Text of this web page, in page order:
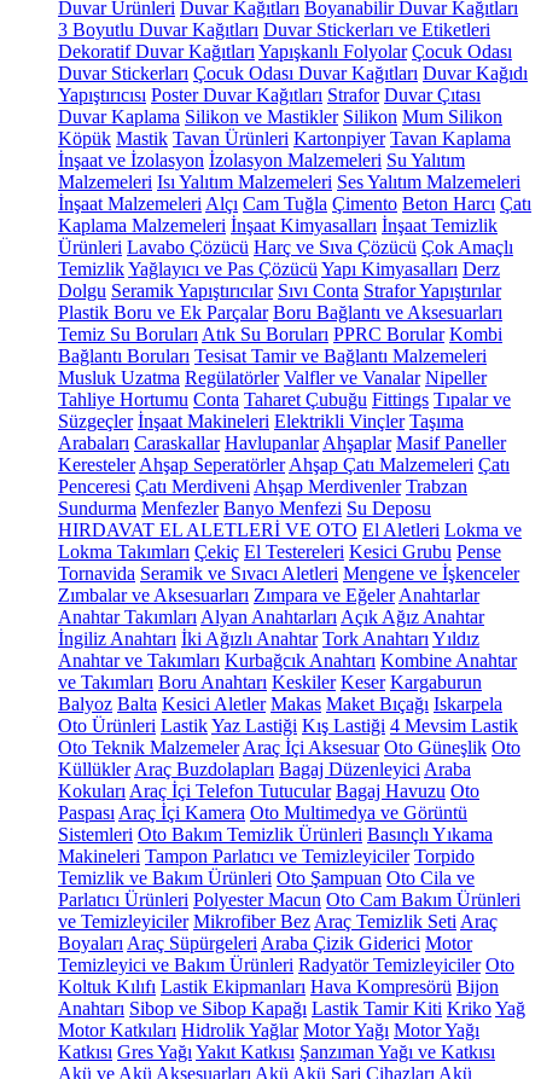
Duvar Ürünleri Duvar Kağıtları Boyanabilir Duvar Kağıtları
3 Boyutlu Duvar Kağıtları Duvar Stickerları ve Etiketleri
Dekoratif Duvar Kağıtları Yapışkanlı Folyolar Çocuk Odası
Duvar Stickerları Çocuk Odası Duvar Kağıtları Duvar Kağıdı
Yapıştırıcısı Poster Duvar Kağıtları Strafor Duvar Çıtası
Duvar Kaplama Silikon ve Mastikler Silikon Mum Silikon
Köpük Mastik Tavan Ürünleri Kartonpiyer Tavan Kaplama
İnşaat ve İzolasyon İzolasyon Malzemeleri Su Yalıtım
Malzemeleri Isı Yalıtım Malzemeleri Ses Yalıtım Malzemeleri
İnşaat Malzemeleri Alçı Cam Tuğla Çimento Beton Harcı Çatı
Kaplama Malzemeleri İnşaat Kimyasalları İnşaat Temizlik
Ürünleri Lavabo Çözücü Harç ve Sıva Çözücü Çok Amaçlı
TemizlikYağlayıcı ve Pas Çözücü Yapı Kimyasalları Derz
Dolgu Seramik Yapıştırıcılar Sıvı Conta Strafor Yapıştırılar
Plastik Boru ve Ek Parçalar Boru Bağlantı ve Aksesuarları
Temiz Su Boruları Atık Su Boruları PPRC Borular Kombi
Bağlantı Boruları Tesisat Tamir ve Bağlantı Malzemeleri
Musluk Uzatma Regülatörler Valfler ve Vanalar Nipeller
Tahliye Hortumu Conta Taharet Çubuğu Fittings Tıpalar ve
Süzgeçler İnşaat Makineleri Elektrikli Vinçler Taşıma
Arabaları Caraskallar Havlupanlar Ahşaplar Masif Paneller
Keresteler Ahşap Seperatörler Ahşap Çatı Malzemeleri Çatı
Penceresi Çatı Merdiveni Ahşap Merdivenler Trabzan
Sundurma Menfezler Banyo Menfezi Su Deposu
HIRDAVAT EL ALETLERİ VE OTO El Aletleri Lokma ve
Lokma Takımları Çekiç El Testereleri Kesici Grubu Pense
Tornavida Seramik ve Sıvacı Aletleri Mengene ve İşkenceler
Zımbalar ve Aksesuarları Zımpara ve Eğeler Anahtarlar
Anahtar Takımları Alyan Anahtarları Açık Ağız Anahtar
İngiliz Anahtarı İki Ağızlı Anahtar Tork Anahtarı Yıldız
Anahtar ve Takımları Kurbağcık Anahtarı Kombine Anahtar
ve Takımları Boru Anahtarı Keskiler Keser Kargaburun
Balyoz Balta Kesici Aletler Makas Maket Bıçağı Iskarpela
Oto Ürünleri LastikYaz Lastiği Kış Lastiği 4 Mevsim Lastik
Oto Teknik Malzemeler Araç İçi Aksesuar Oto Güneşlik Oto
Küllükler Araç Buzdolapları Bagaj Düzenleyici Araba
Kokuları Araç İçi Telefon Tutucular Bagaj Havuzu Oto
Paspası Araç İçi Kamera Oto Multimedya ve Görüntü
Sistemleri Oto Bakım Temizlik Ürünleri Basınçlı Yıkama
Makineleri Tampon Parlatıcı ve Temizleyiciler Torpido
Temizlik ve Bakım Ürünleri Oto Şampuan Oto Cila ve
Parlatıcı Ürünleri Polyester Macun Oto Cam Bakım Ürünleri
ve Temizleyiciler Mikrofiber Bez Araç Temizlik Seti Araç
Boyaları Araç Süpürgeleri Araba Çizik Giderici Motor
Temizleyici ve Bakım Ürünleri Radyatör Temizleyiciler Oto
Koltuk Kılıfı Lastik Ekipmanları Hava Kompresörü Bijon
Anahtarı Sibop ve Sibop Kapağı Lastik Tamir Kiti KrikoYağ
Motor Katkıları Hidrolik Yağlar Motor Yağı Motor Yağı
Katkısı Gres Yağı Yakıt Katkısı Şanzıman Yağı ve Katkısı
Akü ve Akü Aksesuarları Akü Akü Şarj Cihazları Akü